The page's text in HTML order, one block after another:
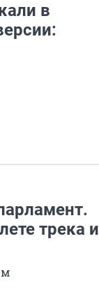
в
трека и